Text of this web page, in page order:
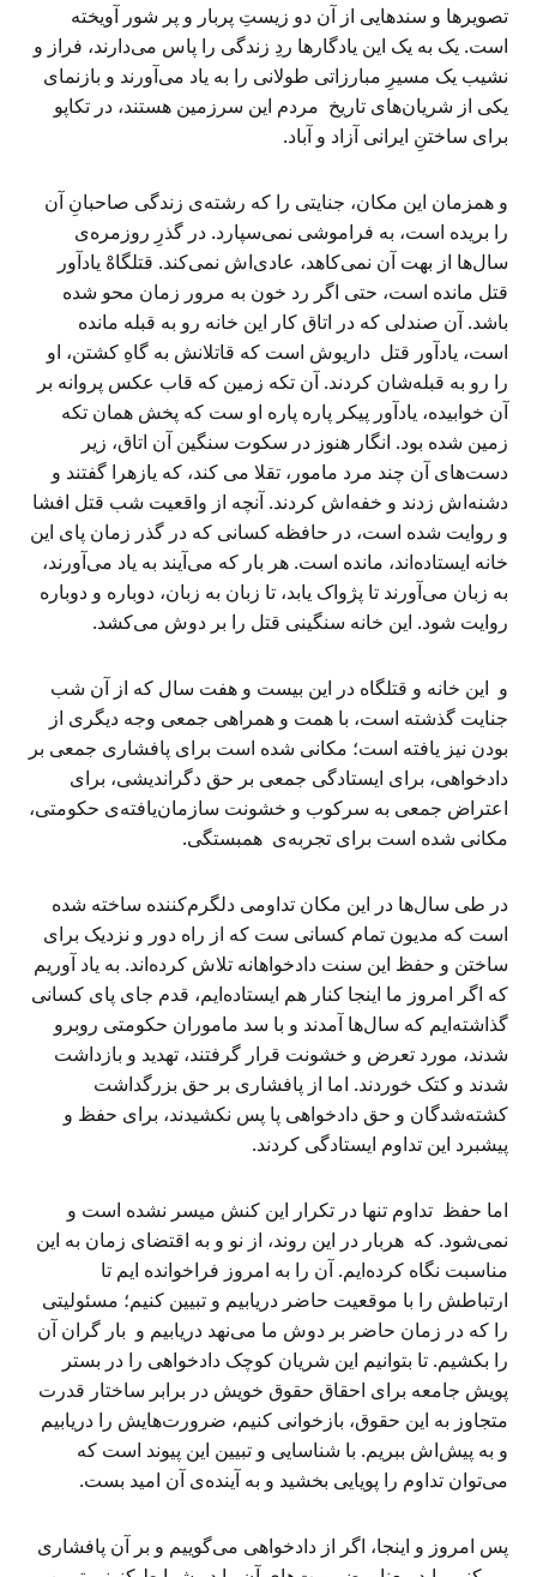
تصویرها و سندهایی از آن دو زیستِ پربار و پر شور آویخته‌
است. یک به یک این یادگارها ردِ زندگی را پاس می‌دارند، فراز و
نشیب یک مسیرِ مبارزاتی طولانی را به یاد می‌آورند و بازنمای
یکی از شریان‌های تاریخ مردم این سرزمین هستند، در تکاپو
برای ساختنِ ایرانی آزاد و آباد.
و همزمان این مکان، جنایتی را که رشته‌ی زندگی‌ صاحبانِ آن
را بریده است، به فراموشی نمی‌سپارد. در گذرِ روزمره‌‌ی
سال‌ها از بهت آن نمی‌کاهد، عادی‌اش نمی‌کند. قتلگاهْ یادآور
قتل مانده است، حتی اگر رد خون به مرور زمان محو شده
باشد. آن صندلی که در اتاق کار این خانه رو به قبله مانده
است، یادآور قتل داریوش است که قاتلانش به گاهِ کشتن، او
را رو به قبله‌شان کردند. آن تکه زمین که قاب عکس پروانه بر
آن خوابیده، یادآور پیکر پاره پاره او ست که پخش همان تکه
زمین شده بود. انگار هنوز در سکوت سنگین آن اتاق، زیر
دست‌های آن چند مرد مامور، تقلا می کند، که یازهرا گفتند و
دشنه‌اش زدند و خفه‌اش کردند. آنچه از واقعیت شب قتل افشا
و روایت شده است، در حافظه کسانی که در گذر زمان پای این
خانه ایستاده‌اند، مانده است. هر بار که می‌آیند به یاد می‌آورند،
به زبان می‌آورند تا پژواک یابد، تا زبان به زبان، دوباره و دوباره
روایت شود. این خانه سنگینی قتل را بر دوش می‌کشد.
و این خانه و قتلگاه در این بیست و هفت سال که از آن شب
جنایت گذشته است، با همت و همراهی جمعی وجه دیگری از
بودن نیز یافته است؛ مکانی شده است برای پافشاری جمعی بر
دادخواهی، برای ایستادگی جمعی بر حق دگراندیشی، برای
اعتراض جمعی به سرکوب و خشونت سازمان‌یافته‌ی حکومتی،
مکانی شده است برای تجربه‌ی همبستگی.
در طی سال‌ها در این مکان تداومی دلگرم‌کننده ساخته شده
است که مدیون تمام کسانی ست که از راه دور و نزدیک برای
ساختن و حفظ این سنت دادخواهانه تلاش کرده‌اند. به یاد آوریم
که اگر امروز ما اینجا کنار هم ایستاده‌ایم، قدم جای پای کسانی
گذاشته‌ایم که سال‌ها آمدند و با سد ماموران حکومتی روبرو
شدند، مورد تعرض و خشونت قرار گرفتند، تهدید و بازداشت
شدند و کتک خوردند. اما از پافشاری بر حق بزرگداشت
کشته‌شدگان و حق دادخواهی پا پس نکشیدند، برای حفظ و
پیشبرد این تداوم ایستادگی کردند.
اما حفظ تداوم تنها در تکرار این کنش میسر نشده است و
نمی‌شود. که هربار در این روند، از نو و به اقتضای زمان به این
مناسبت نگاه کرده‌ایم. آن را به امروز فراخوانده ایم تا
ارتباطش را با موقعیت حاضر دریابیم و تبیین کنیم؛ مسئولیتی
را که در زمان حاضر بر دوش ما می‌نهد دریابیم و بار گران آن
را بکشیم. تا بتوانیم این شریان کوچک دادخواهی را در بستر
پویش جامعه برای احقاق حقوق خویش در برابر ساختار قدرت
متجاوز به این حقوق، بازخوانی کنیم، ضرورت‌هایش را دریابیم
و به پیش‌اش ببریم. با شناسایی و تبیین این پیوند است که
می‌توان تداوم را پویایی بخشید و به آینده‌ی آن امید بست.
پس امروز و اینجا، اگر از دادخواهی می‌گوییم و بر آن پافشاری